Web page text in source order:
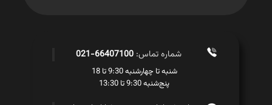
شماره تماس:66407100-021
شنبه تا چهارشنبه 9:30 تا 18
پنج‌شنبه 9:30 تا 13:30